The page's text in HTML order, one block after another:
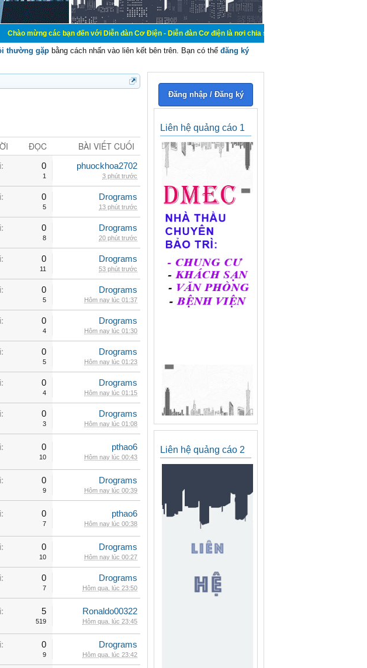
các bạn đến với Diễn đàn Cơ Điện - Diễn đàn Cơ điện là nơi chia sẽ kiến thức kinh nghiệm trong lãnh vực
thường gặp bằng cách nhấn vào liên kết bên trên. Bạn có thể đăng ký
ĐỌC BÀI VIẾT CUỐI
0
1
phuockhoa2702
3 phút trước
0
5
Drograms
13 phút trước
0
8
Drograms
20 phút trước
0
11
Drograms
53 phút trước
0
5
Drograms
Hôm nay lúc 01:37
0
4
Drograms
Hôm nay lúc 01:30
0
5
Drograms
Hôm nay lúc 01:23
0
4
Drograms
Hôm nay lúc 01:15
0
3
Drograms
Hôm nay lúc 01:08
0
10
pthao6
Hôm nay lúc 00:43
0
9
Drograms
Hôm nay lúc 00:39
0
7
pthao6
Hôm nay lúc 00:38
0
10
Drograms
Hôm nay lúc 00:27
0
7
Drograms
Hôm qua, lúc 23:50
5
519
Ronaldo00322
Hôm qua, lúc 23:45
0
9
Drograms
Hôm qua, lúc 23:42
Đăng nhập / Đăng ký
Liên hệ quảng cáo 1
Liên hệ quảng cáo 2